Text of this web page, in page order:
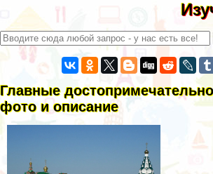
Главные
фото и описание